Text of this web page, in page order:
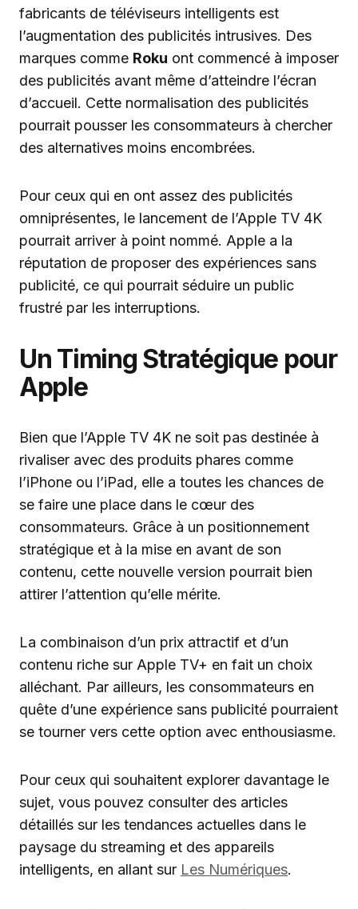
fabricants de téléviseurs intelligents est
l’augmentation des publicités intrusives. Des
marques comme Roku ont commencé à imposer
des publicités avant même d’atteindre l’écran
d’accueil. Cette normalisation des publicités
pourrait pousser les consommateurs à chercher
des alternatives moins encombrées.
Pour ceux qui en ont assez des publicités
omniprésentes, le lancement de l’Apple TV 4K
pourrait arriver à point nommé. Apple a la
réputation de proposer des expériences sans
publicité, ce qui pourrait séduire un public
frustré par les interruptions.
Un Timing Stratégique pour
Apple
Bien que l’Apple TV 4K ne soit pas destinée à
rivaliser avec des produits phares comme
l’iPhone ou l’iPad, elle a toutes les chances de
se faire une place dans le cœur des
consommateurs. Grâce à un positionnement
stratégique et à la mise en avant de son
contenu, cette nouvelle version pourrait bien
attirer l’attention qu’elle mérite.
La combinaison d’un prix attractif et d’un
contenu riche sur Apple TV+ en fait un choix
alléchant. Par ailleurs, les consommateurs en
quête d’une expérience sans publicité pourraient
se tourner vers cette option avec enthousiasme.
Pour ceux qui souhaitent explorer davantage le
sujet, vous pouvez consulter des articles
détaillés sur les tendances actuelles dans le
paysage du streaming et des appareils
intelligents, en allant sur Les Numériques.